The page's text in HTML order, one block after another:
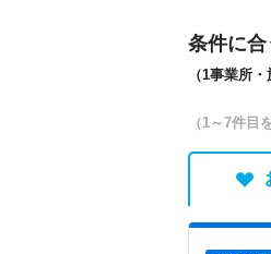
条件に
（1事業所
（1～7件目